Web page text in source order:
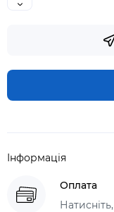
Інформація
Оплата